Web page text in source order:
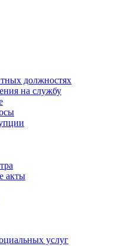
должностях
на службу
акты
услуг